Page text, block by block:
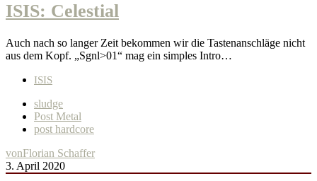
ISIS: Celestial
Auch nach so langer Zeit bekommen wir die Tastenanschläge nicht
aus dem Kopf. „Sgnl>01“ mag ein simples Intro…
ISIS
sludge
Post Metal
post hardcore
vonFlorian Schaffer
3. April 2020